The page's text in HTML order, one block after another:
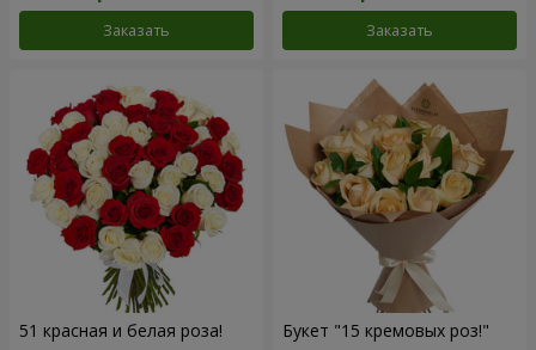
Заказать Заказать
51 красная и белая роза! Букет "15 кремовых роз!"